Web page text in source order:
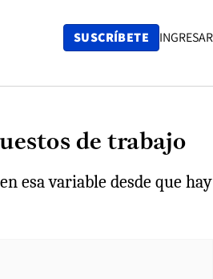
SUSCRÍBETE INGRESAR
de trabajo
esa variable desde que hay